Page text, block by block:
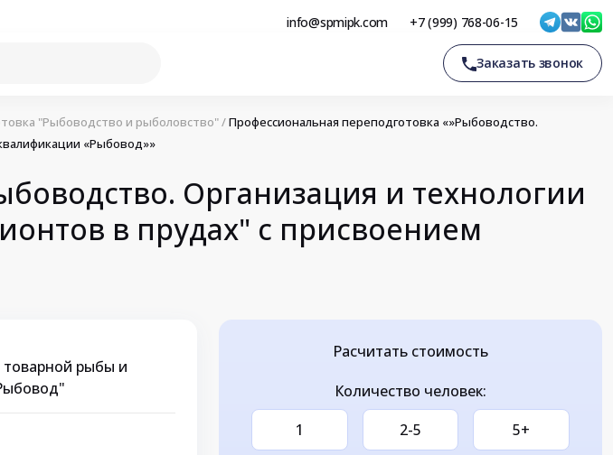
info@spmipk.com +7 (999) 768-06-15
Заказать звонок
"Рыбоводство и рыболовство"/Профессиональная переподготовка «»Рыбоводство.
«Рыбовод»»
Организация и технологии
в прудах" с присвоением
рыбы и
Расчитать стоимость
Количество человек:
1
2-5 5+